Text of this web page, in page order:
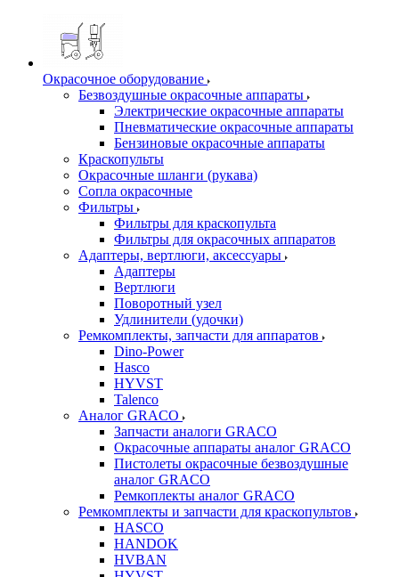
Окрасочное оборудование
Безвоздушные окрасочные аппараты
Электрические окрасочные аппараты
Пневматические окрасочные аппараты
Бензиновые окрасочные аппараты
Краскопульты
Окрасочные шланги (рукава)
Сопла окрасочные
Фильтры
Фильтры для краскопульта
Фильтры для окрасочных аппаратов
Адаптеры, вертлюги, аксессуары
Адаптеры
Вертлюги
Поворотный узел
Удлинители (удочки)
Ремкомплекты, запчасти для аппаратов
Dino-Power
Hasco
HYVST
Talenco
Аналог GRACO
Запчасти аналоги GRACO
Окрасочные аппараты аналог GRACO
Пистолеты окрасочные безвоздушные
аналог GRACO
Ремкоплекты аналог GRACO
Ремкомплекты и запчасти для краскопультов
HASCO
HANDOK
HVBAN